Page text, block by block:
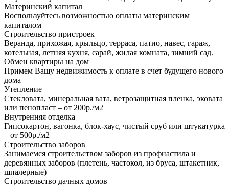
Материнский капитал
Воспользуйтесь возможностью оплаты материнским
капиталом
Строительство пристроек
Веранда, прихожая, крыльцо, терраса, патио, навес, гараж,
котельная, летняя кухня, сарай, жилая комната, зимний сад.
Обмен квартиры на дом
Примем Вашу недвижимость к оплате в счет будущего нового
дома
Утепление
Стекловата, минеральная вата, ветрозащитная пленка, эковата
или пенопласт – от 200р./м2
Внутренняя отделка
Гипсокартон, вагонка, блок-хаус, чистый сруб или штукатурка
– от 500р./м2
Строительство заборов
Занимаемся строительством заборов из профнастила и
деревянных заборов (плетень, частокол, из бруса, штакетник,
шпалерные)
Строительство дачных домов